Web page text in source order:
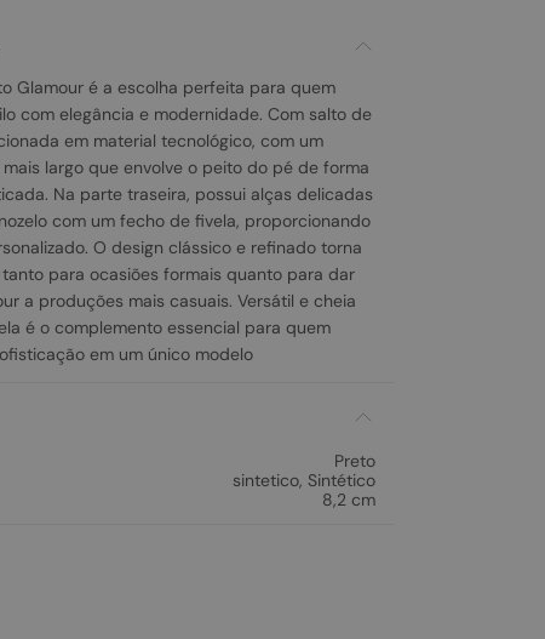
Glamour é a escolha perfeita para quem
com elegância e modernidade. Com salto de
em material tecnológico, com um
largo que envolve o peito do pé de forma
Na parte traseira, possui alças delicadas
com um fecho de fivela, proporcionando
O design clássico e refinado torna
para ocasiões formais quanto para dar
a produções mais casuais. Versátil e cheia
é o complemento essencial para quem
em um único modelo
Preto
sintetico, Sintético
8,2 cm